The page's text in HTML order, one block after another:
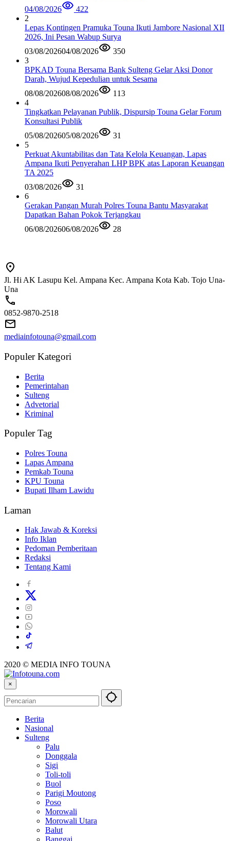
04/08/2026
422
2
Lepas Kontingen Pramuka Touna Ikuti Jambore Nasional XII
2026, Ini Pesan Wabup Surya
03/08/202604/08/2026
350
3
BPKAD Touna Bersama Bank Sulteng Gelar Aksi Donor
Darah, Wujud Kepedulian untuk Sesama
08/08/202608/08/2026
113
4
Tingkatkan Pelayanan Publik, Dispursip Touna Gelar Forum
Konsultasi Publik
05/08/202605/08/2026
31
5
Perkuat Akuntabilitas dan Tata Kelola Keuangan, Lapas
Ampana Ikuti Penyerahan LHP BPK atas Laporan Keuangan
TA 2025
03/08/2026
31
6
Gerakan Pangan Murah Polres Touna Bantu Masyarakat
Dapatkan Bahan Pokok Terjangkau
06/08/202606/08/2026 28
Jl. Hi AK Lasupu Kel. Ampana Kec. Ampana Kota Kab. Tojo Una-
Una
0852-9870-2518
mediainfotouna@gmail.com
Populer Kategori
Berita
Pemerintahan
Sulteng
Advetorial
Kriminal
Populer Tag
Polres Touna
Lapas Ampana
Pemkab Touna
KPU Touna
Bupati Ilham Lawidu
Laman
Hak Jawab & Koreksi
Info Iklan
Pedoman Pemberitaan
Redaksi
Tentang Kami
2020 © MEDIA INFO TOUNA
×
Berita
Nasional
Sulteng
Palu
Donggala
Sigi
Toli-toli
Buol
Parigi Moutong
Poso
Morowali
Morowali Utara
Balut